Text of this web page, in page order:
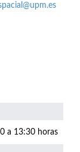
a 13:30 horas